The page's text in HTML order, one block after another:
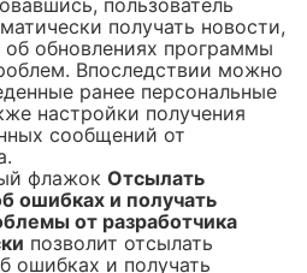
пользователь
получать новости,
обновлениях программы
Впоследствии можно
ранее персональные
настройки получения
сообщений от
флажокОтсылать
ошибках и получать
от разработчика
позволит отсылать
ошибках и получать